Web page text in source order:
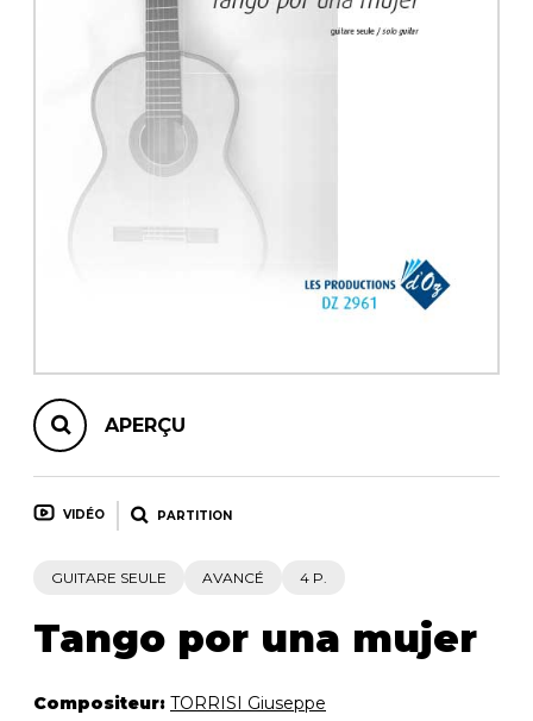
AUTRES PRODUITS
APERÇU
VIDÉO PARTITION
GUITARE SEULE AVANCÉ 4 P.
Tango por una mujer
Compositeur: TORRISI Giuseppe